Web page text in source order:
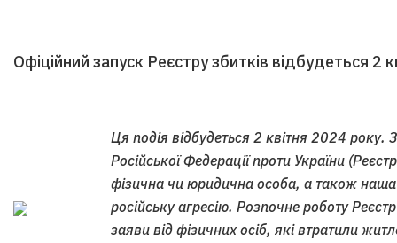
Офіційний запуск Реєстру збитків відбудеться 2
Ця подія відбудеться 2 квітня 2024 року.
Російської Федерації проти України
фізична чи юридична особа, а також
російську агресію. Розпочне роботу
заяви від фізичних осіб, які втратили